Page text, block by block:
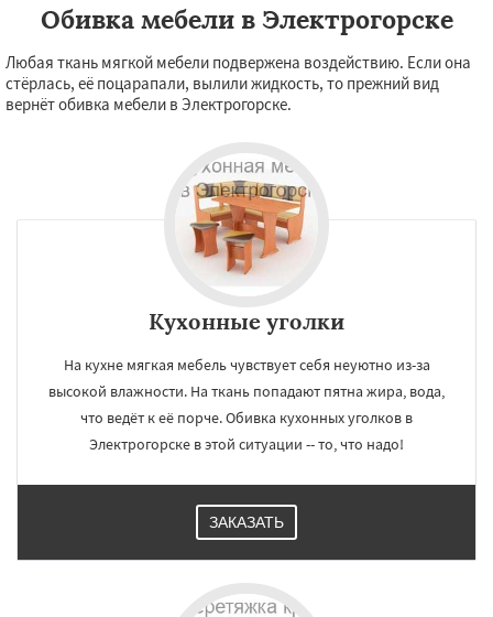
Обивка мебели в Электрогорске
Любая ткань мягкой мебели подвержена воздействию. Если она
стёрлась, её поцарапали, вылили жидкость, то прежний вид
вернёт обивка мебели в Электрогорске.
Кухонные уголки
На кухне мягкая мебель чувствует себя неуютно из-за
высокой влажности. На ткань попадают пятна жира, вода,
что ведёт к её порче. Обивка кухонных уголков в
Электрогорске в этой ситуации -- то, что надо!
ЗАКАЗАТЬ